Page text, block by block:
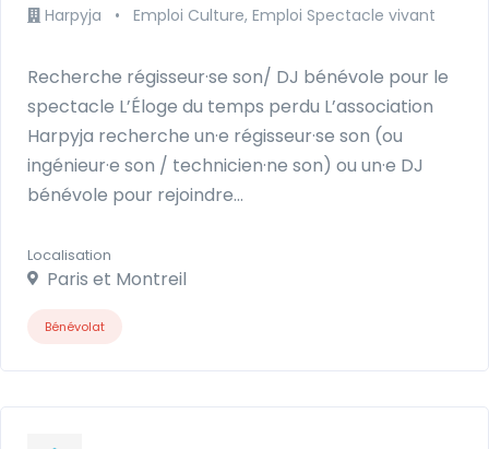
Harpyja • Emploi Culture, Emploi Spectacle vivant
Recherche régisseur·se son/ DJ bénévole pour le
spectacle L’Éloge du temps perdu L’association
Harpyja recherche un·e régisseur·se son (ou
ingénieur·e son / technicien·ne son) ou un·e DJ
bénévole pour rejoindre…
Localisation
Paris et Montreil
Bénévolat